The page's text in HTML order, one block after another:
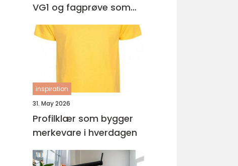
VG1 og fagprøve som
barne- og
ungdomsarbeider –
inspiration
31. May 2026
Profilklær som bygger
merkevare i hverdagen